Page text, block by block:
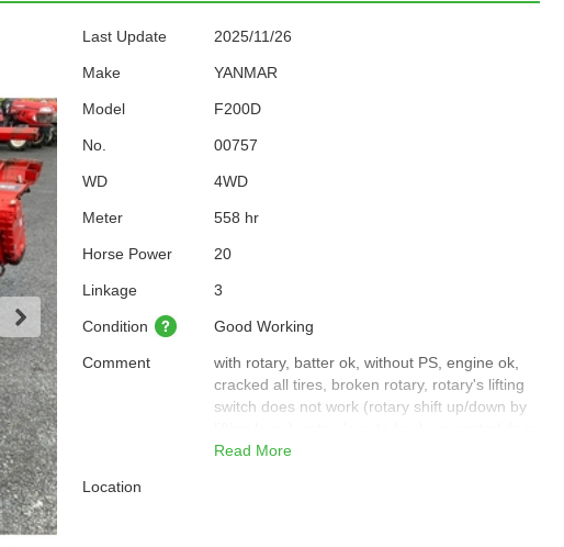
Last Update 2025/11/26
Make YANMAR
Model F200D
No. 00757
WD 4WD
Meter 558 hr
Horse Power 20
Linkage 3
Condition Good Working
Comment
with rotary, batter ok, without PS, engine ok,
cracked all tires, broken rotary, rotary's lifting
switch does not work (rotary shift up/down by
not work
Read More
Location